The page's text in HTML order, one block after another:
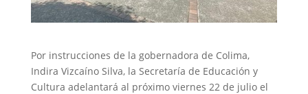
Por instrucciones de la gobernadora de Colima,
Indira Vizcaíno Silva, la Secretaría de Educación y
Cultura adelantará al próximo viernes 22 de julio el